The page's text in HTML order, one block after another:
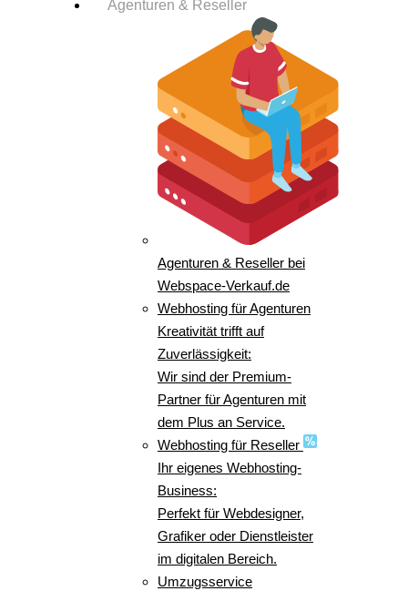
Agenturen & Reseller
Agenturen & Reseller bei
Webspace-Verkauf.de
Webhosting für Agenturen
Kreativität trifft auf
Zuverlässigkeit:
Wir sind der Premium-
Partner für Agenturen mit
dem Plus an Service.
Webhosting für Reseller
Ihr eigenes Webhosting-
Business:
Perfekt für Webdesigner,
Grafiker oder Dienstleister
im digitalen Bereich.
Umzugsservice